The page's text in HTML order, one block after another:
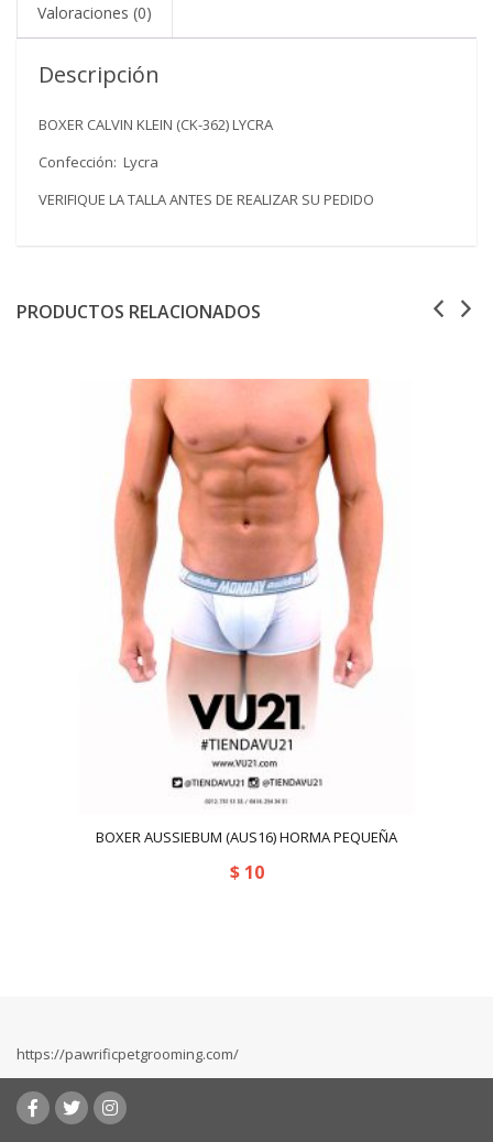
Valoraciones (0)
Descripción
BOXER CALVIN KLEIN (CK-362) LYCRA
Confección: Lycra
VERIFIQUE LA TALLA ANTES DE REALIZAR SU PEDIDO
PRODUCTOS RELACIONADOS
BOXER AUSSIEBUM (AUS16) HORMA PEQUEÑA
$10
https://pawrificpetgrooming.com/